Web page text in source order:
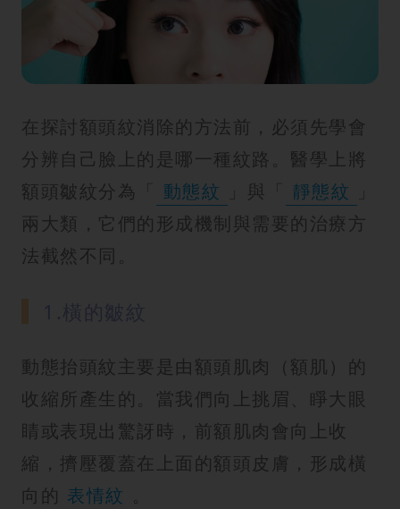
在探討額頭紋消除的方法前，必須先學會
分辨自己臉上的是哪一種紋路。醫學上將
額頭皺紋分為「
動態紋 」與「 靜態紋
兩大類，它們的形成機制與需要的治療方
法截然不同。
動態抬頭紋主要是由額頭肌肉（額肌）的
收縮所產生的。當我們向上挑眉、睜大眼
睛或表現出驚訝時，前額肌肉會向上收
縮，擠壓覆蓋在上面的額頭皮膚，形成橫
向的 表情紋